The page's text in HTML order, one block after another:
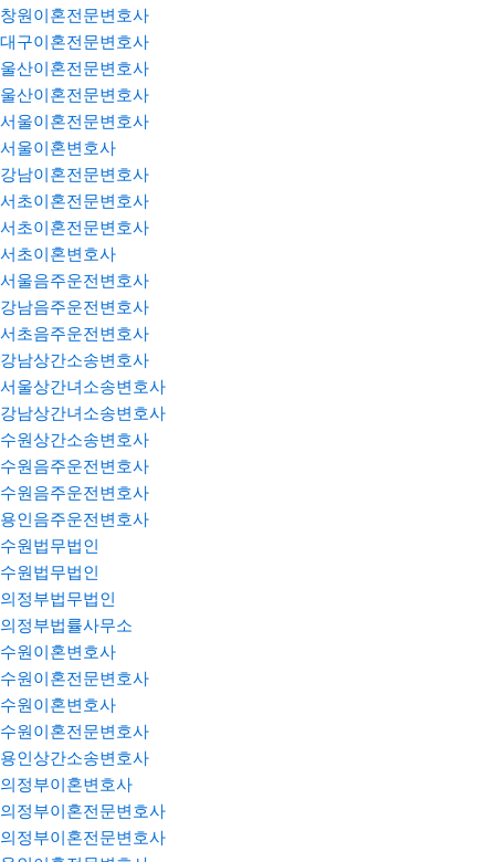
창원이혼전문변호사
대구이혼전문변호사
울산이혼전문변호사
울산이혼전문변호사
서울이혼전문변호사
서울이혼변호사
강남이혼전문변호사
서초이혼전문변호사
서초이혼전문변호사
서초이혼변호사
서울음주운전변호사
강남음주운전변호사
서초음주운전변호사
강남상간소송변호사
서울상간녀소송변호사
강남상간녀소송변호사
수원상간소송변호사
수원음주운전변호사
수원음주운전변호사
용인음주운전변호사
수원법무법인
수원법무법인
의정부법무법인
의정부법률사무소
수원이혼변호사
수원이혼전문변호사
수원이혼변호사
수원이혼전문변호사
용인상간소송변호사
의정부이혼변호사
의정부이혼전문변호사
의정부이혼전문변호사